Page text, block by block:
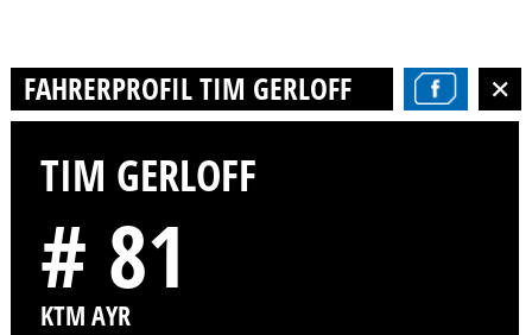
FAHRERPROFIL TIM GERLOFF
TIM GERLOFF
# 81
KTM AYR